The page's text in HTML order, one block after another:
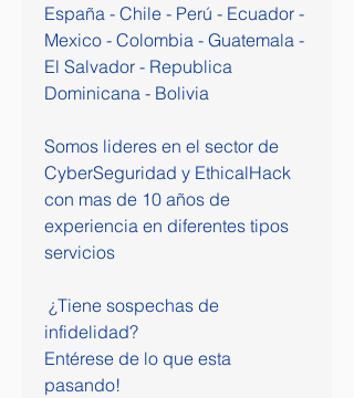
España - Chile - Perú - Ecuador -
Mexico - Colombia - Guatemala -
El Salvador - Republica
Dominicana - Bolivia
Somos lideres en el sector de
CyberSeguridad y EthicalHack
con mas de 10 años de
experiencia en diferentes tipos
servicios
infidelidad?
Entérese de lo que esta
pasando!